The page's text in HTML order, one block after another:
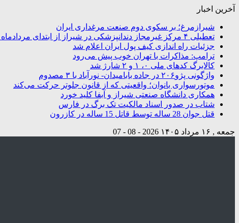
آخرین اخبار
شیرازمرغ؛ بر سکوی دوم صنعت مرغداری ایران
تعطیلی ۴ مرکز غیرمجاز دندانپزشکی در شیراز از ابتدای مردادماه تاکنون
جزئیات راه اندازی کیف پول ایران اعلام شد
ترامپ: مذاکرات با تهران خوب پیش می‌رود
کالابرگ کدهای ملی ۰، ۱ و ۲ شارژ شد
واژگونی پژو۲۰۶ در جاده بابامیدان- نورآباد با ۳ مصدوم
موتورسواری بانوان؛ واقعیتی که از قانون جلوتر حرکت می‌کند
همکاری دانشگاه صنعتی شیراز و آبفا کلید خورد
شتاب در صدور اسناد مالکیت تک برگ در فارس
قتل جوان 28 ساله توسط قاتل 15 ساله در کازرون
جمعه , ۱۶ مرداد ۱۴۰۵ 2026 - 08 - 07